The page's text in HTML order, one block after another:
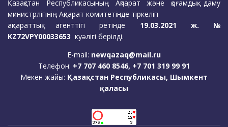
Қазақстан Республикасының Ақпарат және қоғамдық даму
министрлігінің Ақпарат комитетінде тіркеліп
ақпараттық агенттігі ретінде 19.03.2021 ж. №
KZ72VPY00033653 куәлігі берілді.
E-mail: newqazaq@mail.ru
Телефон: +7 707 460 8546, +7 701 319 99 91
Мекен жайы: Қазақстан Республикасы, Шымкент
қаласы